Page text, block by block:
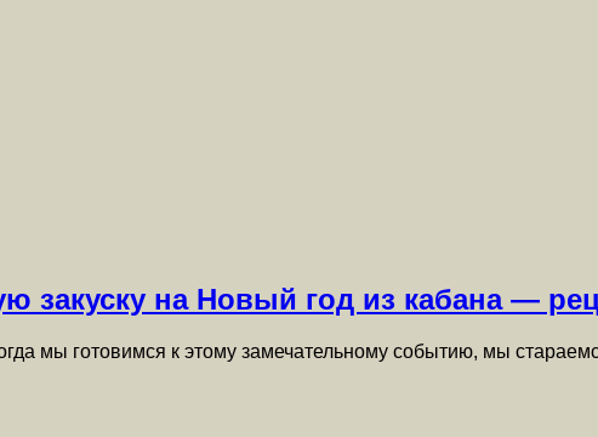
закуску на Новый год из кабана —
мы готовимся к этому замечательному событию, мы